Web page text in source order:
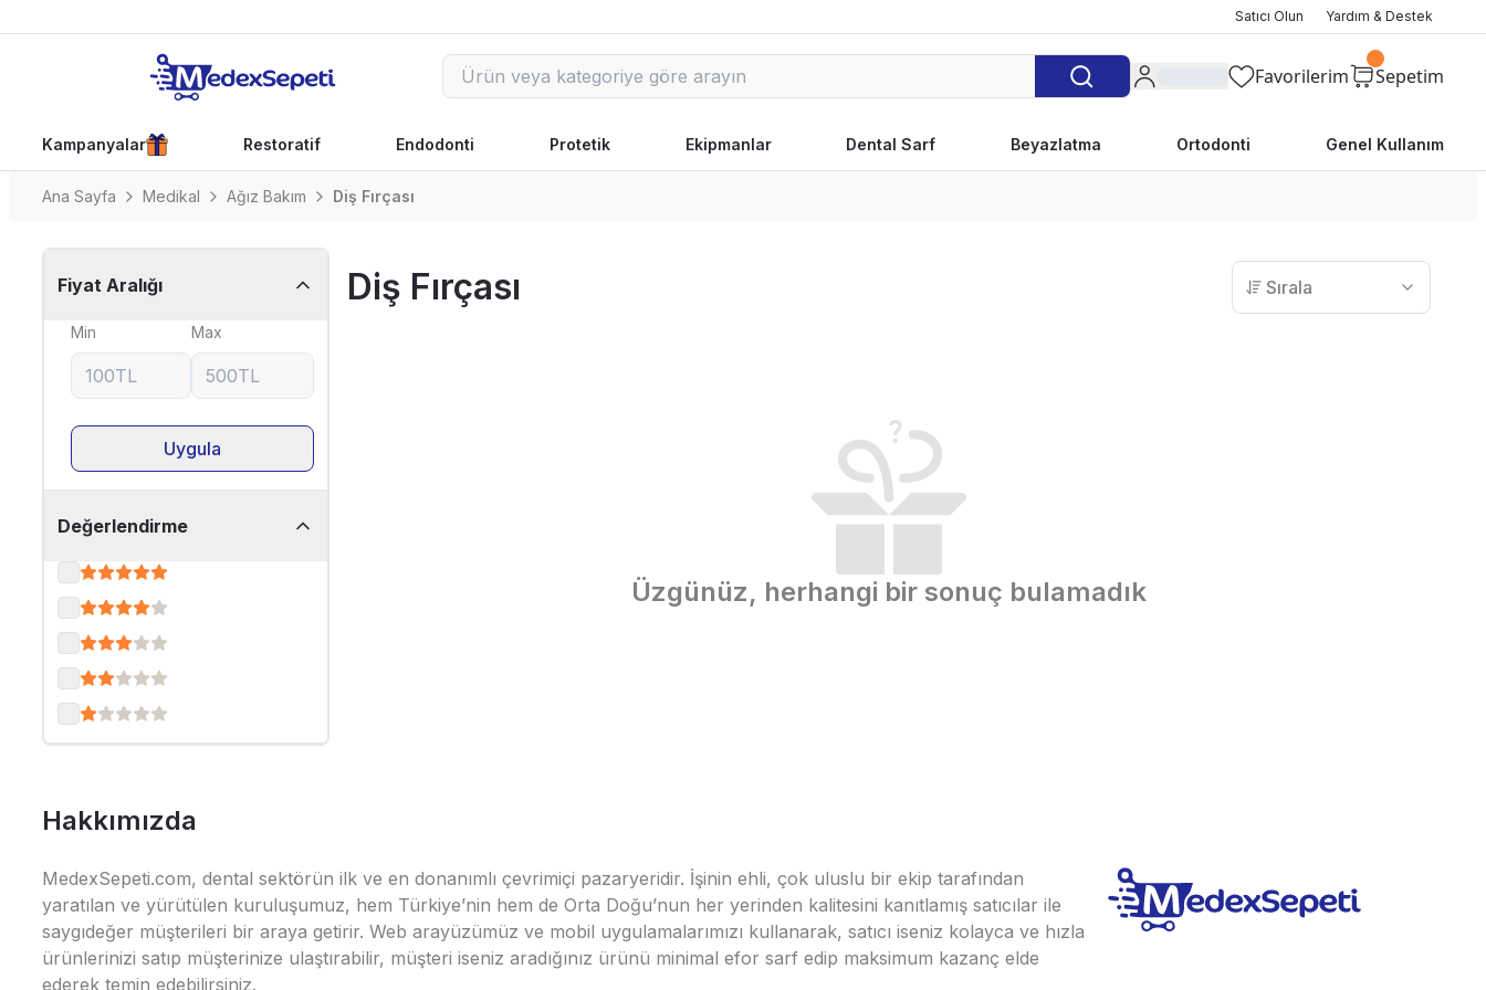
Satıcı Olun Yardım & Destek
Favorilerim Sepetim
Kampanyalar Restoratif Endodonti Protetik Ekipmanlar Dental Sarf Beyazlatma Ortodonti Genel Kullanım
Ana Sayfa Medikal Ağız Bakım Diş Fırçası
Fiyat Aralığı
Min Max
Uygula
Değerlendirme
Diş Fırçası Sırala
Üzgünüz, herhangi bir sonuç bulamadık
Hakkımızda
MedexSepeti.com, dental sektörün ilk ve en donanımlı çevrimiçi pazaryeridir. İşinin ehli, çok uluslu bir ekip tarafından
yaratılan ve yürütülen kuruluşumuz, hem Türkiye’nin hem de Orta Doğu’nun her yerinden kalitesini kanıtlamış satıcılar ile
saygıdeğer müşterileri bir araya getirir. Web arayüzümüz ve mobil uygulamalarımızı kullanarak, satıcı iseniz kolayca ve hızla
ürünlerinizi satıp müşterinize ulaştırabilir, müşteri iseniz aradığınız ürünü minimal efor sarf edip maksimum kazanç elde
ederek temin edebilirsiniz.